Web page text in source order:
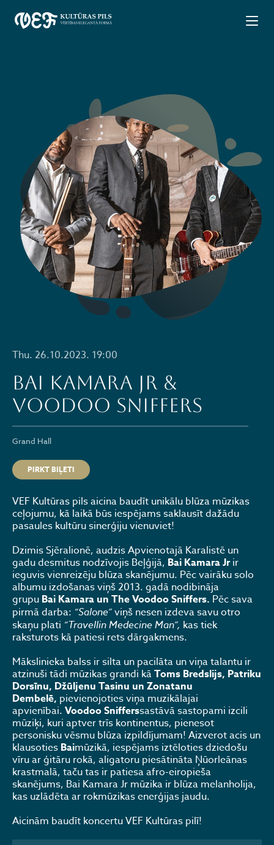
Thu. 26.10.2023. 19:00
BAI KAMARA JR &
VOODOO SNIFFERS
Grand Hall
PIRKT BIĻETI
VEF Kultūras pils aicina baudīt unikālu blūza mūzikas
ceļojumu, kā laikā būs iespējams saklausīt dažādu
pasaules kultūru sinerģiju vienuviet!
Dzimis Sjēralionē, audzis Apvienotajā Karalistē un
gadu desmitus nodzīvojis Beļģijā, Bai Kamara Jrir
ieguvis vienreizēju blūza skanējumu. Pēc vairāku solo
albumu izdošanas viņš 2013. gadā nodibināja
grupu Bai Kamara un The Voodoo Sniffers. Pēc sava
pirmā darba: “Salone”viņš nesen izdeva savu otro
skaņu plati “Travellin Medecine Man”, kas tiek
raksturots kā patiesi rets dārgakmens.
Mākslinieka balss ir silta un pacilāta un viņa talantu ir
atzinuši tādi mūzikas grandi kāToms Bredslijs, Patriku
Dorsīnu, Džūljenu Tasinu un Zonatanu
Dembelē, pievienojoties viņa muzikālajai
apvienībai. Voodoo Snifferssastāvā sastopami izcili
mūziķi, kuri aptver trīs kontinentus, pienesot
personisku vēsmu blūza izpildījumam! Aizverot acis un
klausoties Baimūzikā, iespējams iztēloties dziedošu
vīru ar ģitāru rokā, aligatoru piesātināta Ņūorleānas
krastmalā, taču tas ir patiesa afro-eiropieša
skanējums, Bai Kamara Jr mūzika ir blūza melanholija,
kas uzlādēta ar rokmūzikas enerģijas jaudu.
Aicinām baudīt koncertu VEF Kultūras pilī!